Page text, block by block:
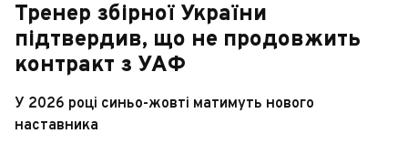
Тренер збірної України
підтвердив, що не продовжить
контракт з УАФ
У 2026 році синьо-жовті матимуть нового
наставника